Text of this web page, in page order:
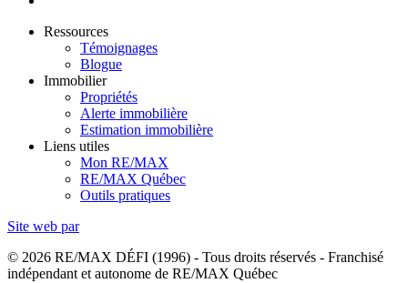
Ressources
Témoignages
Blogue
Immobilier
Propriétés
Alerte immobilière
Estimation immobilière
Liens utiles
Mon RE/MAX
RE/MAX Québec
Outils pratiques
Site web par
© 2026 RE/MAX DÉFI (1996) - Tous droits réservés - Franchisé
indépendant et autonome de RE/MAX Québec